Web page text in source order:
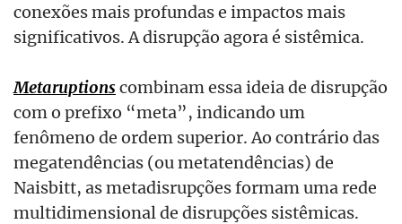
conexões mais profundas e impactos mais
significativos. A disrupção agora é sistêmica.
Metaruptions combinam essa ideia de disrupção
com o prefixo “meta”, indicando um
fenômeno de ordem superior. Ao contrário das
megatendências (ou metatendências) de
Naisbitt, as metadisrupções formam uma rede
multidimensional de disrupções sistêmicas.